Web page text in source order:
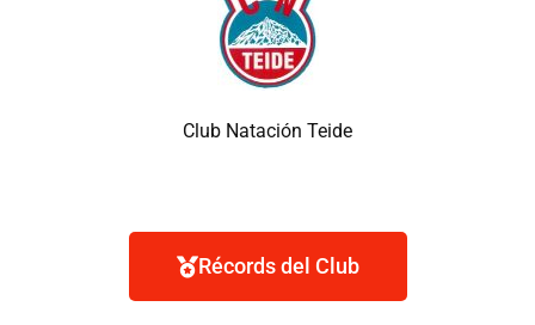
Club Natación Teide
Récords del Club